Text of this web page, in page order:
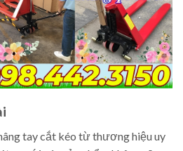
tay cắt kéo từ thương hiệu uy